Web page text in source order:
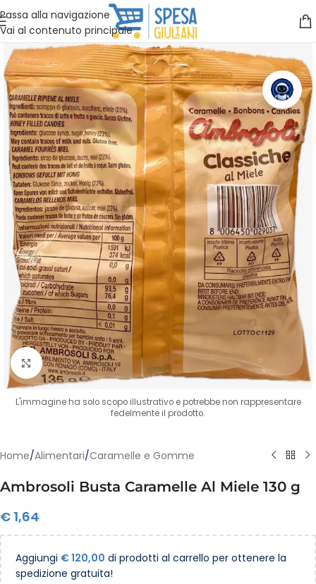
Passa alla navigazione
Vai al contenuto principale
Vuoi assistenza?Clicca qui e ti richiamiamo noi
Clicca per ingrandire
L'immagine ha solo scopo illustrativo e potrebbe non rappresentare
fedelmente il prodotto.
Home/Alimentari/Caramelle e Gomme
Ambrosoli Busta Caramelle Al Miele 130 g
€ 1,64
Aggiungi €120,00 di prodotti al carrello per ottenere la
spedizione gratuita!